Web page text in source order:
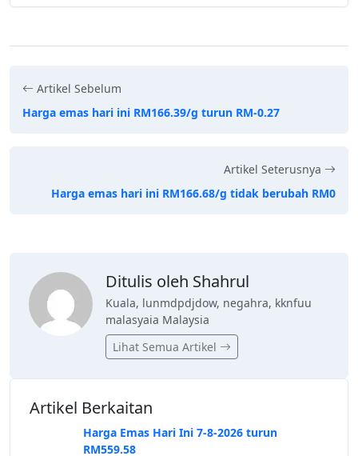
Artikel Sebelum
Harga emas hari ini RM166.39/g turun RM-0.27
Artikel Seterusnya
Harga emas hari ini RM166.68/g tidak berubah RM0
Ditulis oleh Shahrul
Kuala, lunmdpdjdow, negahra, kknfuu
malasyaia Malaysia
Lihat Semua Artikel
Artikel Berkaitan
Harga Emas Hari Ini 7-8-2026 turun
RM559.58